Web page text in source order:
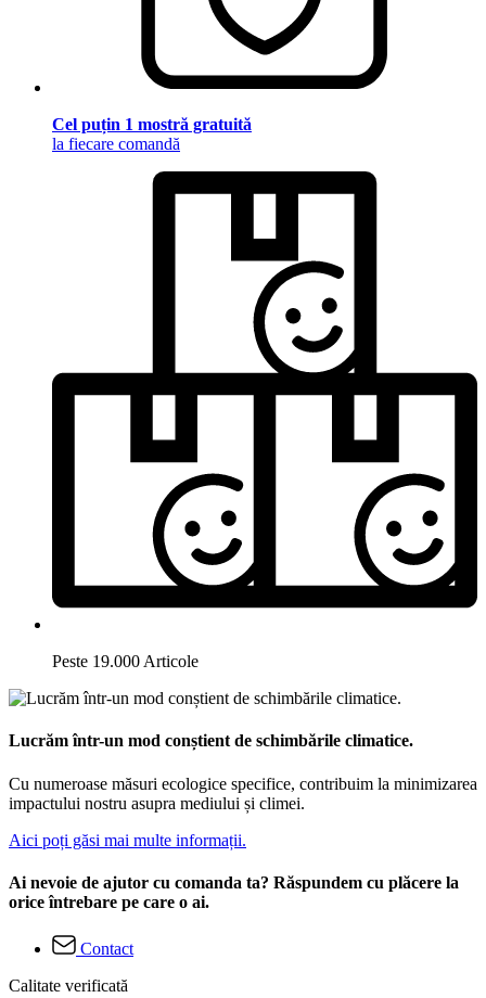
Cel puțin 1 mostră gratuită
la fiecare comandă
Peste 19.000 Articole
Lucrăm într-un mod conștient de schimbările climatice.
Cu numeroase măsuri ecologice specifice, contribuim la minimizarea
impactului nostru asupra mediului și climei.
Aici poți găsi mai multe informații.
Ai nevoie de ajutor cu comanda ta? Răspundem cu plăcere la
orice întrebare pe care o ai.
Contact
Calitate verificată